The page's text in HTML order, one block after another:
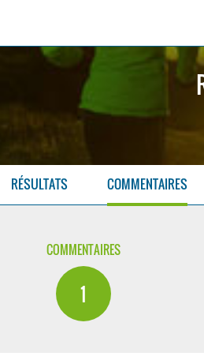
RÉSULTATS COMMENTAIRES
COMMENTAIRES
1